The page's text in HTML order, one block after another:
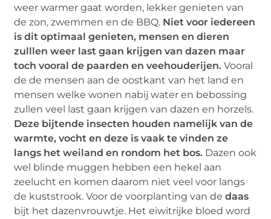
weer warmer gaat worden, lekker genieten van
de zon, zwemmen en de BBQ. Niet voor iedereen
is dit optimaal genieten, mensen en dieren
zulllen weer last gaan krijgen van dazen maar
toch vooral de paarden en veehouderijen.Vooral
de de mensen aan de oostkant van het land en
mensen welke wonen nabij water en bebossing
zullen veel last gaan krijgen van dazen en horzels.
Deze bijtende insecten houden namelijk van de
warmte, vocht en deze is vaak te vinden ze
langs het weiland en rondom het bos. Dazen ook
wel blinde muggen hebben een hekel aan
zeelucht en komen daarom niet veel voor langs
de kuststrook. Voor de voorplanting van dedaas
bijt het dazenvrouwtje. Het eiwitrijke bloed word